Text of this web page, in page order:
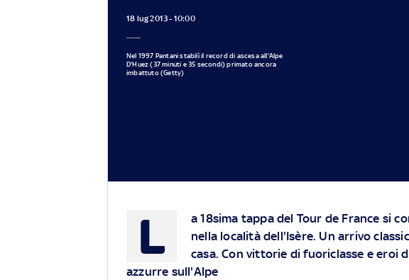
18 lug 2013 - 10:00
Nel 1997 Pantani stabilì il record di ascesa all'Alpe
D'Huez (37 minuti e 35 secondi) primato ancora
imbattuto (Getty)
L
a 18sima tappa del Tour de France si
nella località dell'Isère. Un arrivo
casa. Con vittorie di fuoriclasse e eroi
azzurre sull'Alpe